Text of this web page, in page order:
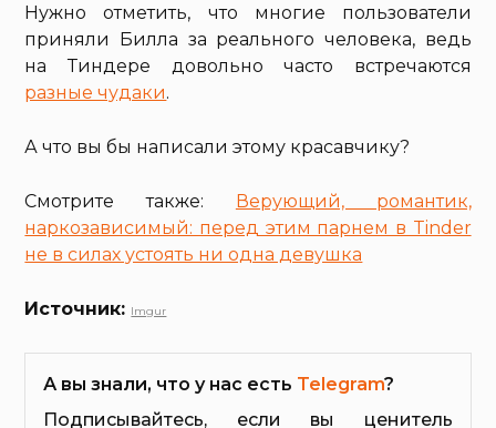
Нужно отметить, что многие пользователи
приняли Билла за реального человека, ведь
на Тиндере довольно часто встречаются
разные чудаки.
А что вы бы написали этому красавчику?
Смотрите также: Верующий, романтик,
наркозависимый: перед этим парнем в Tinder
не в силах устоять ни одна девушка
Источник: Imgur
А вы знали, что у нас есть Telegram?
Подписывайтесь, если вы ценитель